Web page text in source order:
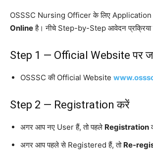
OSSSC Nursing Officer के लिए Application
Onlineहै। नीचे Step-by-Step आवेदन प्रक्रिया
Step 1 — Official Website पर
OSSSC की Official Website
Step 2 — Registration करें
अगर आप नए User हैं, तो पहले Registration
अगर आप पहले से Registered हैं, तो Re-